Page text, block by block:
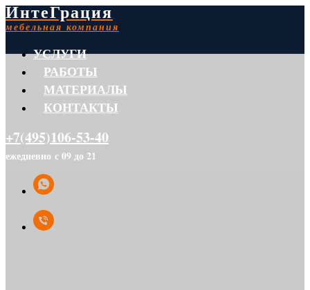
ИнтеГрация
мебельная компания
УСЛУГИ
РАБОТЫ
МАТЕРИАЛЫ
КОНТАКТЫ
+7(495)106-53-40
ежедневно с 09 до 21